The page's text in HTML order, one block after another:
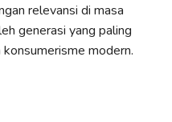
relevansi di masa
generasi yang paling
modern.